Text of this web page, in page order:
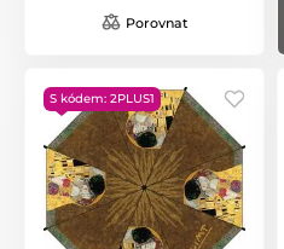
Porovnat
S kódem: 2PLUS1